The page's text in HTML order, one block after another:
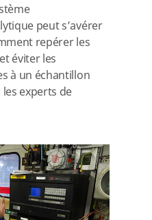
peut s’avérer
repérer les
éviter les
à un échantillon
experts de